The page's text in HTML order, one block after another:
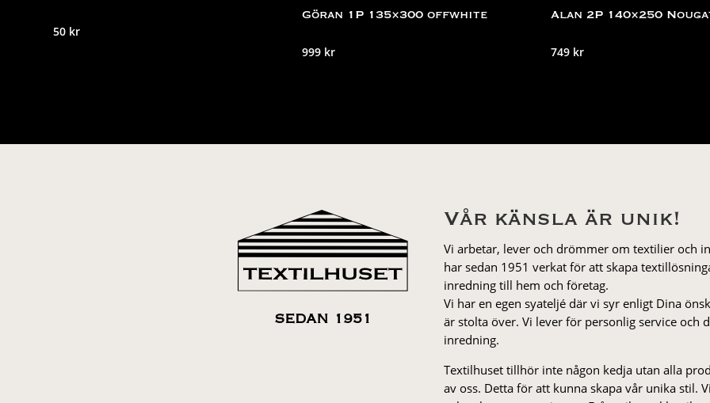
50 kr
Göran 1P 135×300 offwhite
999 kr
Alan 2P 140×250
749 kr
SEDAN 1951
Vår känsla är unik!
Vi arbetar, lever och drömmer om textilier och
har sedan 1951 verkat för att skapa
inredning till hem och företag.
Vi har en egen syateljé där vi syr enligt Dina
är stolta över. Vi lever för personlig service och
inredning.
Textilhuset tillhör inte någon kedja utan alla
av oss. Detta för att kunna skapa vår unika stil.